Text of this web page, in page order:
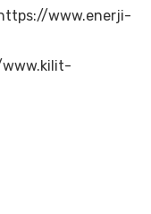
www.enerji-
www.kilit-